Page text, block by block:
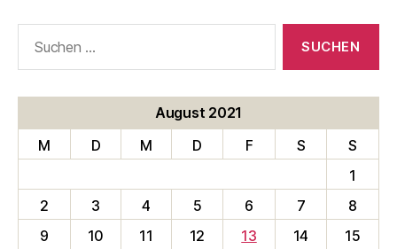
nach:
August 2021
M
D M D F S
S
1
2
3 4 5 6 7
8
9
10 11 12 13 14 15